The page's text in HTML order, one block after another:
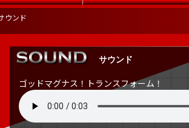
ウンド
ゴッドマグナス！トランスフォーム！